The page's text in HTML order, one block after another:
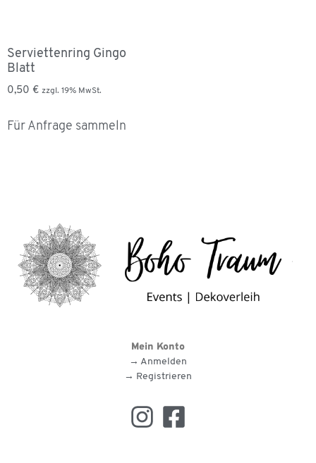
Serviettenring Gingo
Blatt
0,50 € zzgl. 19% MwSt.
Für Anfrage sammeln
Mein Konto
→ Anmelden
→ Registrieren